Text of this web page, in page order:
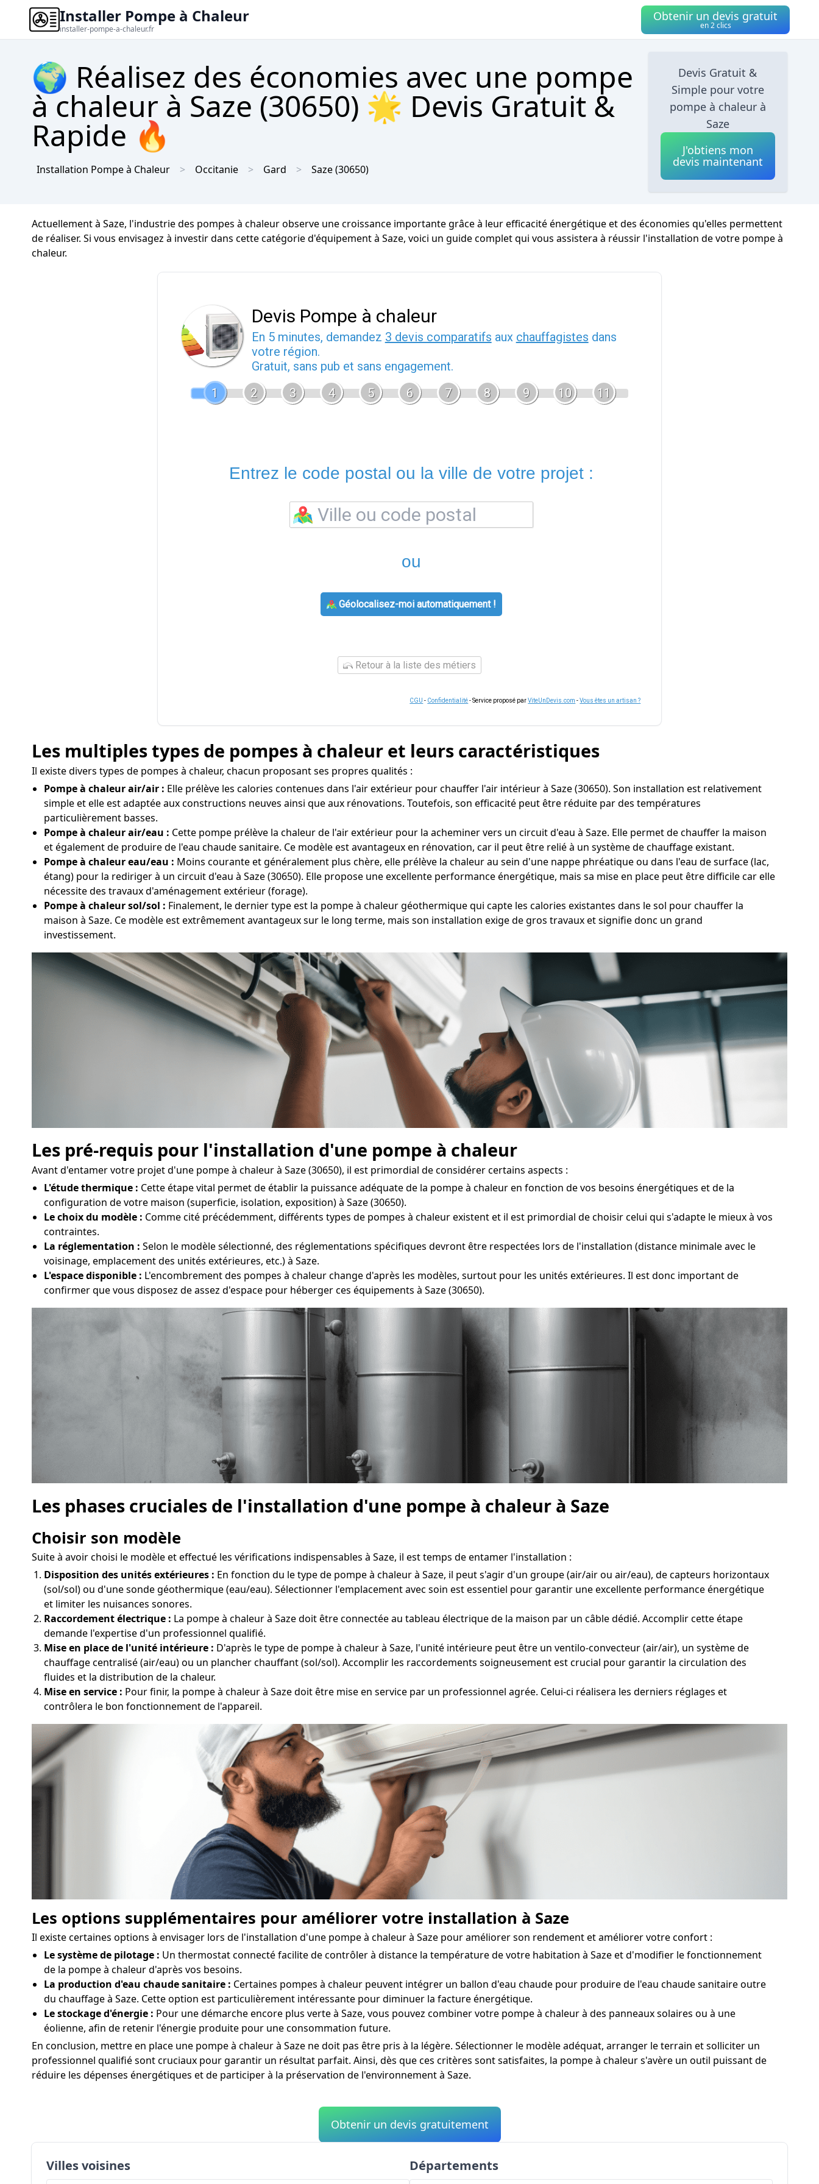
Installer Pompe à Chaleur
installer-pompe-a-chaleur.fr
Obtenir un devis gratuit
en 2 clics
🌍 Réalisez des économies avec une pompe
à chaleur à Saze (30650) 🌟 Devis Gratuit &
Rapide 🔥
Installation Pompe à Chaleur Occitanie Gard Saze(30650)
Devis Gratuit &
Simple pour votre
pompe à chaleur à
Saze
J'obtiens mon
devis maintenant
Actuellement à Saze, l'industrie des pompes à chaleur observe une croissance importante grâce à leur efficacité énergétique et des économies qu'elles permettent
de réaliser. Si vous envisagez à investir dans cette catégorie d'équipement à Saze, voici un guide complet qui vous assistera à réussir l'installation de votre pompe à
chaleur.
Devis Pompe à chaleur
En 5 minutes, demandez 3 devis comparatifs aux chauffagistes dans
votre région.
Gratuit, sans pub et sans engagement.
1
2 3 4 5 6 7 8 9 10 11
Entrez le code postal ou la ville de votre projet :
ou
Géolocalisez-moi automatiquement !
Retour à la liste des métiers
CGU - Confidentialité- Service proposé parViteUnDevis.com -Vous êtes un artisan ?
Les multiples types de pompes à chaleur et leurs caractéristiques
Il existe divers types de pompes à chaleur, chacun proposant ses propres qualités :
Pompe à chaleur air/air : Elle prélève les calories contenues dans l'air extérieur pour chauffer l'air intérieur à Saze (30650). Son installation est relativement
simple et elle est adaptée aux constructions neuves ainsi que aux rénovations. Toutefois, son efficacité peut être réduite par des températures
particulièrement basses.
Pompe à chaleur air/eau : Cette pompe prélève la chaleur de l'air extérieur pour la acheminer vers un circuit d'eau à Saze. Elle permet de chauffer la maison
et également de produire de l'eau chaude sanitaire. Ce modèle est avantageux en rénovation, car il peut être relié à un système de chauffage existant.
Pompe à chaleur eau/eau : Moins courante et généralement plus chère, elle prélève la chaleur au sein d'une nappe phréatique ou dans l'eau de surface (lac,
étang) pour la rediriger à un circuit d'eau à Saze (30650). Elle propose une excellente performance énergétique, mais sa mise en place peut être difficile car elle
nécessite des travaux d'aménagement extérieur (forage).
Pompe à chaleur sol/sol : Finalement, le dernier type est la pompe à chaleur géothermique qui capte les calories existantes dans le sol pour chauffer la
maison à Saze. Ce modèle est extrêmement avantageux sur le long terme, mais son installation exige de gros travaux et signifie donc un grand
investissement.
Les pré-requis pour l'installation d'une pompe à chaleur
Avant d'entamer votre projet d'une pompe à chaleur à Saze (30650), il est primordial de considérer certains aspects :
L'étude thermique : Cette étape vital permet de établir la puissance adéquate de la pompe à chaleur en fonction de vos besoins énergétiques et de la
configuration de votre maison (superficie, isolation, exposition) à Saze (30650).
Le choix du modèle : Comme cité précédemment, différents types de pompes à chaleur existent et il est primordial de choisir celui qui s'adapte le mieux à vos
contraintes.
La réglementation : Selon le modèle sélectionné, des réglementations spécifiques devront être respectées lors de l'installation (distance minimale avec le
voisinage, emplacement des unités extérieures, etc.) à Saze.
L'espace disponible : L'encombrement des pompes à chaleur change d'après les modèles, surtout pour les unités extérieures. Il est donc important de
confirmer que vous disposez de assez d'espace pour héberger ces équipements à Saze (30650).
Les phases cruciales de l'installation d'une pompe à chaleur à Saze
Choisir son modèle
Suite à avoir choisi le modèle et effectué les vérifications indispensables à Saze, il est temps de entamer l'installation :
Disposition des unités extérieures : En fonction du le type de pompe à chaleur à Saze, il peut s'agir d'un groupe (air/air ou air/eau), de capteurs horizontaux
(sol/sol) ou d'une sonde géothermique (eau/eau). Sélectionner l'emplacement avec soin est essentiel pour garantir une excellente performance énergétique
et limiter les nuisances sonores.
Raccordement électrique : La pompe à chaleur à Saze doit être connectée au tableau électrique de la maison par un câble dédié. Accomplir cette étape
demande l'expertise d'un professionnel qualifié.
Mise en place de l'unité intérieure : D'après le type de pompe à chaleur à Saze, l'unité intérieure peut être un ventilo-convecteur (air/air), un système de
chauffage centralisé (air/eau) ou un plancher chauffant (sol/sol). Accomplir les raccordements soigneusement est crucial pour garantir la circulation des
fluides et la distribution de la chaleur.
Mise en service : Pour finir, la pompe à chaleur à Saze doit être mise en service par un professionnel agrée. Celui-ci réalisera les derniers réglages et
contrôlera le bon fonctionnement de l'appareil.
Les options supplémentaires pour améliorer votre installation à Saze
Il existe certaines options à envisager lors de l'installation d'une pompe à chaleur à Saze pour améliorer son rendement et améliorer votre confort :
Le système de pilotage : Un thermostat connecté facilite de contrôler à distance la température de votre habitation à Saze et d'modifier le fonctionnement
de la pompe à chaleur d'après vos besoins.
La production d'eau chaude sanitaire : Certaines pompes à chaleur peuvent intégrer un ballon d'eau chaude pour produire de l'eau chaude sanitaire outre
du chauffage à Saze. Cette option est particulièrement intéressante pour diminuer la facture énergétique.
Le stockage d'énergie : Pour une démarche encore plus verte à Saze, vous pouvez combiner votre pompe à chaleur à des panneaux solaires ou à une
éolienne, afin de retenir l'énergie produite pour une consommation future.
En conclusion, mettre en place une pompe à chaleur à Saze ne doit pas être pris à la légère. Sélectionner le modèle adéquat, arranger le terrain et solliciter un
professionnel qualifié sont cruciaux pour garantir un résultat parfait. Ainsi, dès que ces critères sont satisfaites, la pompe à chaleur s'avère un outil puissant de
réduire les dépenses énergétiques et de participer à la préservation de l'environnement à Saze.
Obtenir un devis gratuitement
Villes voisines Départements